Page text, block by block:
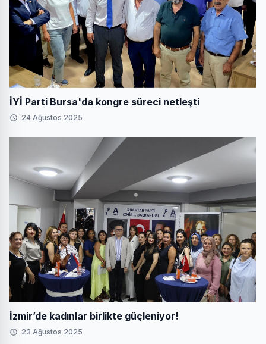
İYİ Parti Bursa'da kongre süreci netleşti
24 Ağustos 2025
İzmir’de kadınlar birlikte güçleniyor!
23 Ağustos 2025